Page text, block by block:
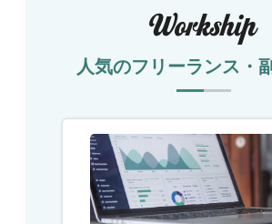
人気のフリーランス・